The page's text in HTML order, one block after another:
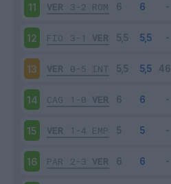
11 VER 3-2 ROM
12 FIO 3-1 VER
13 VER 0-5 INT
14 CAG 1-0 VER
15 VER 1-4 EMP
16 PAR 2-3 VER